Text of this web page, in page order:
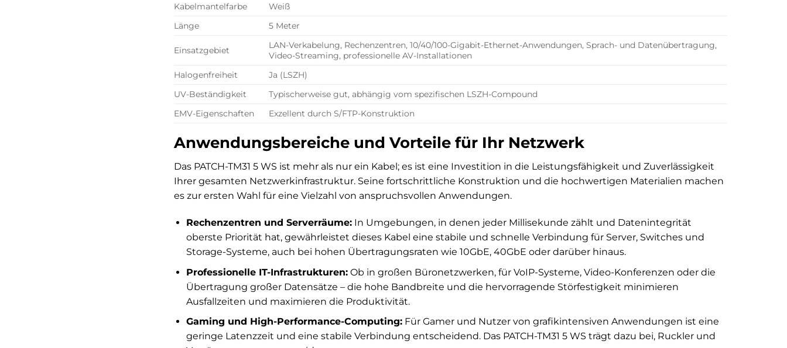
Kabelmantelfarbe
Weiß
Länge
5 Meter
Einsatzgebiet
LAN-Verkabelung, Rechenzentren, 10/40/100-Gigabit-Ethernet-Anwendungen, Sprach- und Datenübertragung,
Video-Streaming, professionelle AV-Installationen
Halogenfreiheit
Ja (LSZH)
UV-Beständigkeit
Typischerweise gut, abhängig vom spezifischen LSZH-Compound
EMV-Eigenschaften
Exzellent durch S/FTP-Konstruktion
Anwendungsbereiche und Vorteile für Ihr Netzwerk
Das PATCH-TM31 5 WS ist mehr als nur ein Kabel; es ist eine Investition in die Leistungsfähigkeit und Zuverlässigkeit
Ihrer gesamten Netzwerkinfrastruktur. Seine fortschrittliche Konstruktion und die hochwertigen Materialien machen
es zur ersten Wahl für eine Vielzahl von anspruchsvollen Anwendungen.
Rechenzentren und Serverräume:In Umgebungen, in denen jeder Millisekunde zählt und Datenintegrität
oberste Priorität hat, gewährleistet dieses Kabel eine stabile und schnelle Verbindung für Server, Switches und
Storage-Systeme, auch bei hohen Übertragungsraten wie 10GbE, 40GbE oder darüber hinaus.
Professionelle IT-Infrastrukturen:Ob in großen Büronetzwerken, für VoIP-Systeme, Video-Konferenzen oder die
Übertragung großer Datensätze – die hohe Bandbreite und die hervorragende Störfestigkeit minimieren
Ausfallzeiten und maximieren die Produktivität.
Gaming und High-Performance-Computing:Für Gamer und Nutzer von grafikintensiven Anwendungen ist eine
geringe Latenzzeit und eine stabile Verbindung entscheidend. Das PATCH-TM31 5 WS trägt dazu bei, Ruckler und